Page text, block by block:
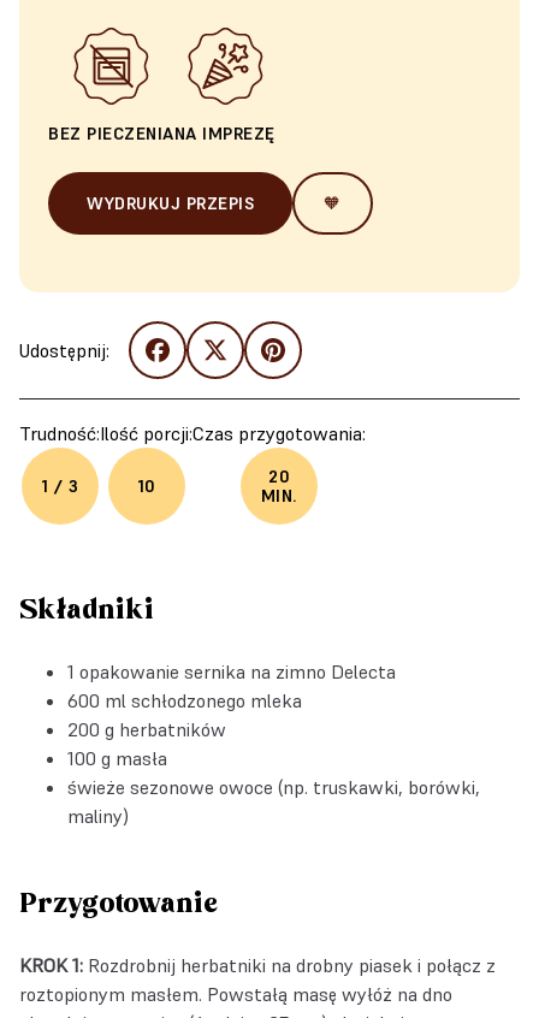
BEZ PIECZENIANA IMPREZĘ
WYDRUKUJ PRZEPIS 🧡
Udostępnij:
Trudność:
1 / 3
Ilość porcji:
10
Czas przygotowania:
20
MIN.
Składniki
1 opakowanie sernika na zimno Delecta
600 ml schłodzonego mleka
200 g herbatników
100 g masła
świeże sezonowe owoce (np. truskawki, borówki,
maliny)
Przygotowanie
KROK 1: Rozdrobnij herbatniki na drobny piasek i połącz z
roztopionym masłem. Powstałą masę wyłóż na dno